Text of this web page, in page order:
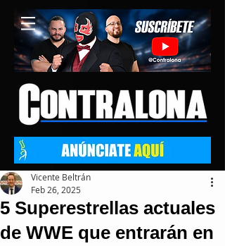
5 Superestrellas actuales
de WWE que entrarán en
Vicente Beltrán
Feb 26, 2025